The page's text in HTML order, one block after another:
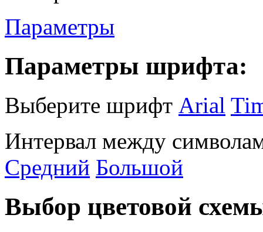
Параметры
Параметры шрифта:
Выберите шрифт Arial
Интервал между
Средний Большой
Выбор цветовой